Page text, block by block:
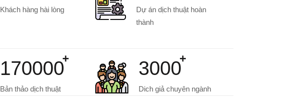
Khách hàng hài lòng
Dự án dịch thuật hoàn
thành
170000
Bản thảo dịch thuật
3000
Dich giả chuyên ngành